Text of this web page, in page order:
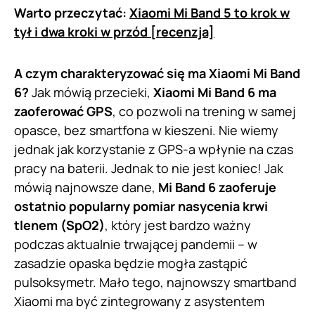
Warto przeczytać: Xiaomi Mi Band 5 to krok w
tył i dwa kroki w przód [recenzja]
A czym charakteryzować się ma Xiaomi Mi Band
6? Jak mówią przecieki, Xiaomi Mi Band 6 ma
zaoferować GPS, co pozwoli na trening w samej
opasce, bez smartfona w kieszeni. Nie wiemy
jednak jak korzystanie z GPS-a wpłynie na czas
pracy na baterii. Jednak to nie jest koniec! Jak
mówią najnowsze dane, Mi Band 6 zaoferuje
ostatnio popularny pomiar nasycenia krwi
tlenem (SpO2), który jest bardzo ważny
podczas aktualnie trwającej pandemii – w
zasadzie opaska będzie mogła zastąpić
pulsoksymetr. Mało tego, najnowszy smartband
Xiaomi ma być zintegrowany z asystentem